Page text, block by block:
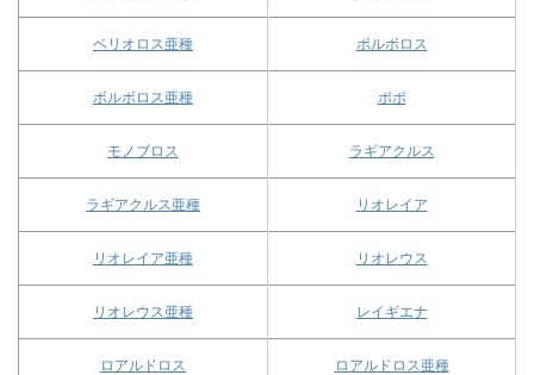
ベリオロス亜種 ボルボロス
ボルボロス亜種 ポポ
モノブロス ラギアクルス
ラギアクルス亜種 リオレイア
リオレイア亜種 リオレウス
リオレウス亜種 レイギエナ
ロアルドロス ロアルドロス亜種